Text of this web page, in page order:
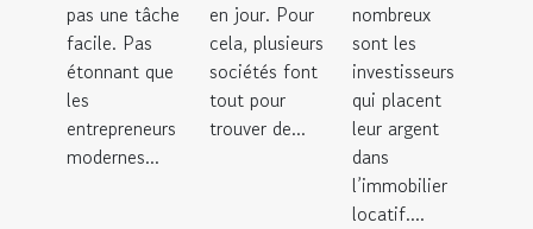
pas une tâche
facile. Pas
étonnant que
les
entrepreneurs
modernes...
en jour. Pour
cela, plusieurs
sociétés font
tout pour
trouver de...
nombreux
sont les
investisseurs
qui placent
leur argent
dans
l’immobilier
locatif....